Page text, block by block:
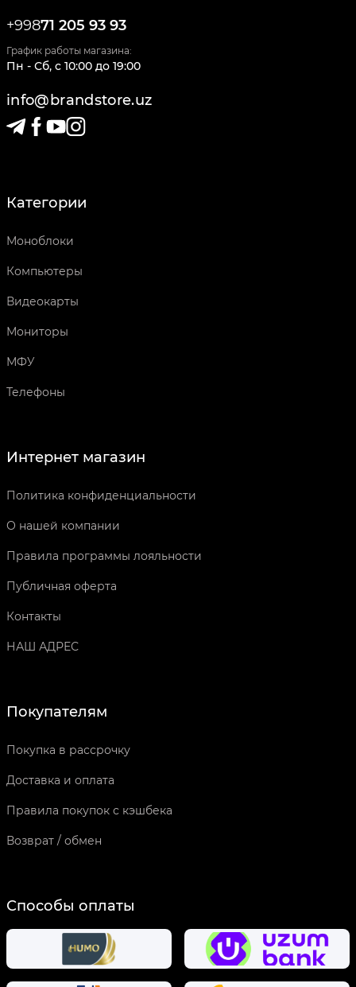
+99871 205 93 93
График работы магазина:
Пн - Сб, c 10:00 до 19:00
info@brandstore.uz
Категории
Моноблоки
Компьютеры
Видеокарты
Мониторы
МФУ
Телефоны
Интернет магазин
Политика конфиденциальности
О нашей компании
Правила программы лояльности
Публичная оферта
Контакты
НАШ АДРЕС
Покупателям
Покупка в рассрочку
Доставка и оплата
Правила покупок с кэшбека
Возврат / обмен
Способы оплаты